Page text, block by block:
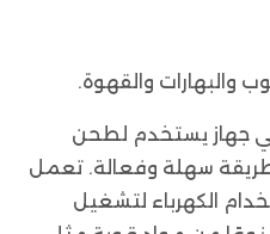
والبهارات والقهوة.
جهاز يستخدم لطحن
بطريقة سهلة وفعالة. تعمل
الكهرباء لتشغيل